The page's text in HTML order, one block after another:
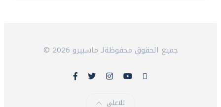
© 2026 جميع الحقوق محفوظةلـ ماسبيرو
للاعلى